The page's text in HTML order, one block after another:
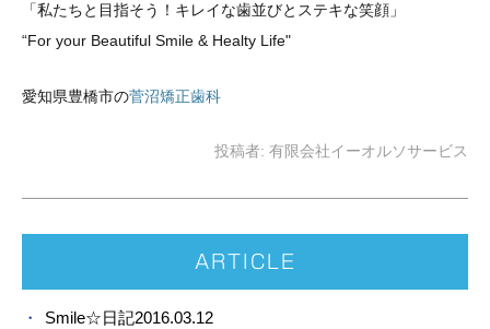
「私たちと目指そう！キレイな歯並びとステキな笑顔 」
“For your Beautiful Smile & Healty Life"
愛知県豊橋市の菅沼矯正歯科
投稿者: 有限会社イーオルソサービス
ARTICLE
Smile☆日記2016.03.12